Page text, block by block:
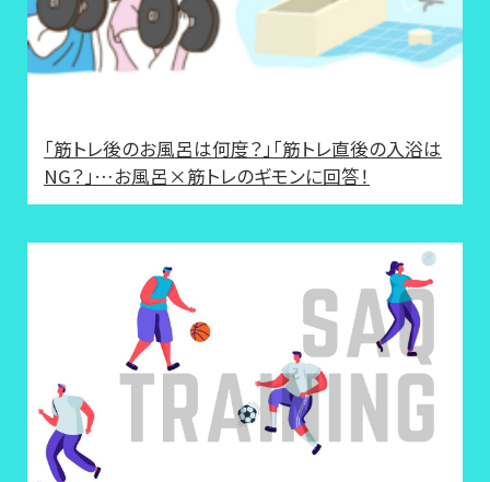
「筋トレ後のお風呂は何度？」「筋トレ直後の入浴は
NG？」…お風呂×筋トレのギモンに回答！